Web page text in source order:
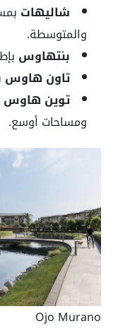
شاليهات
والمتوسطة.
بنتهاوس
تاون هاوس
توين هاوس
ومساحات أوسع.
Ojo Murano